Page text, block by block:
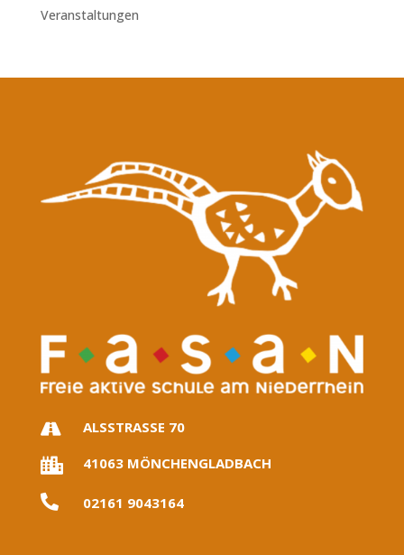
Veranstaltungen
 ALSSTRASSE 70
 41063 MÖNCHENGLADBACH
 02161 9043164